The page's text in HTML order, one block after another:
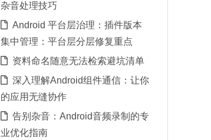
杂音处理技巧
Android 平台层治理：插件版本
集中管理：平台层分层修复重点
资料命名随意无法检索避坑清单
深入理解Android组件通信：让你
的应用无缝协作
告别杂音：Android音频录制的专
业优化指南